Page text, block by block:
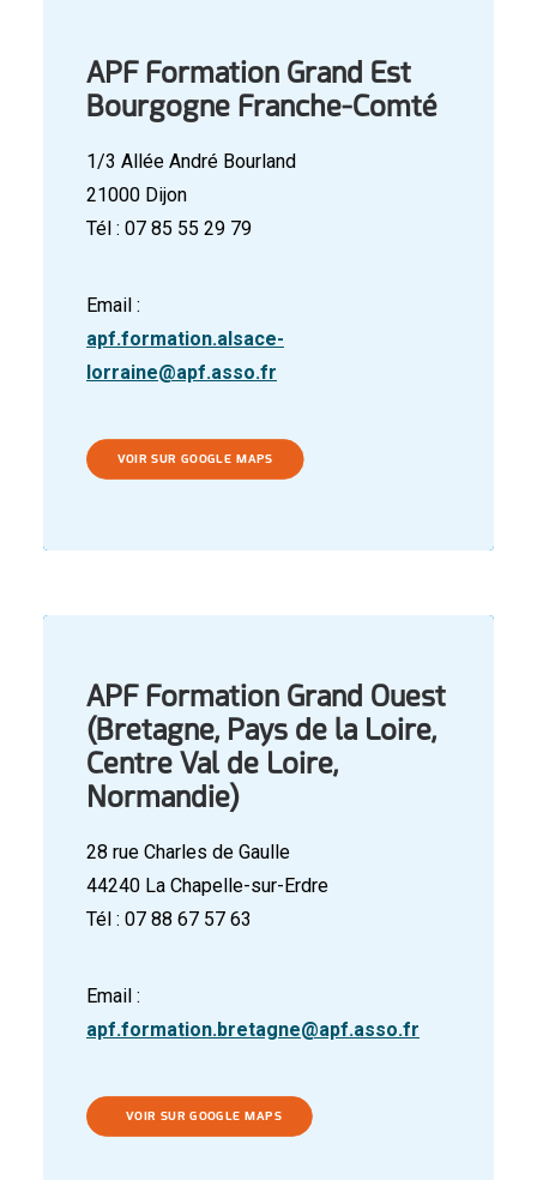
APF Formation Grand Ouest
(Bretagne, Pays de la Loire,
Centre Val de Loire,
Normandie)
28 rue Charles de Gaulle
44240 La Chapelle-sur-Erdre
Tél : 07 88 67 57 63
Email :
apf.formation.bretagne@apf.asso.fr
VOIR SUR GOOGLE MAPS
APF Formation Grand Est
Bourgogne Franche-Comté
1/3 Allée André Bourland
21000 Dijon
Tél : 07 85 55 29 79
Email :
apf.formation.alsace-
lorraine@apf.asso.fr
VOIR SUR GOOGLE MAPS